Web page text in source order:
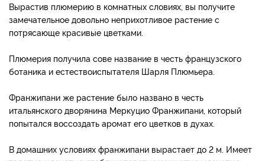
Вырастив плюмерию в комнатных словиях, вы получите
замечательное довольно неприхотливое растение с
потрясающе красивые цветками.
Плюмерия получила сове название в честь французского
ботаника и естествоиспытателя Шарля Плюмьера.
Франжипани же растение было названо в честь
итальянского дворянина Меркуцио Франжипани, который
попытался воссоздать аромат его цветков в духах.
В домашних условиях франжипани вырастает до 2 м. Имеет